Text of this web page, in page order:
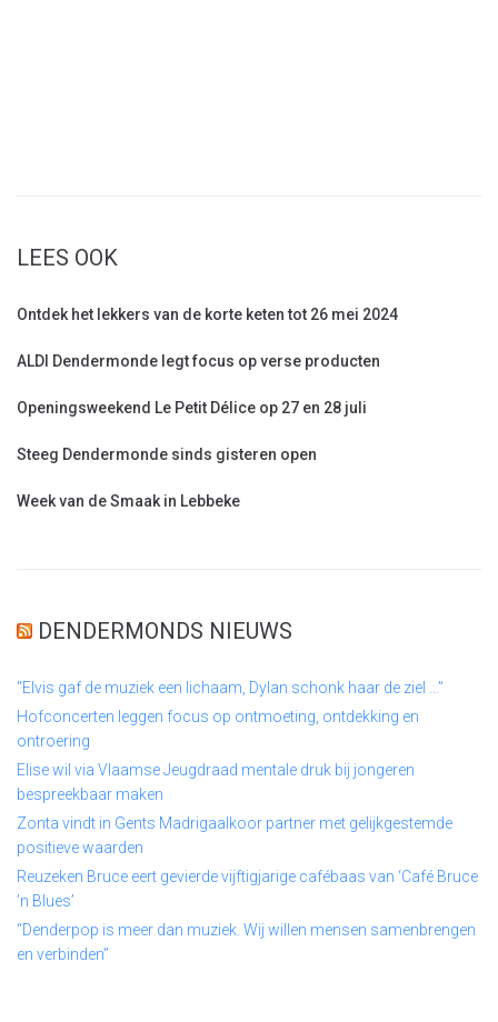
LEES OOK
Ontdek het lekkers van de korte keten tot 26 mei 2024
ALDI Dendermonde legt focus op verse producten
Openingsweekend Le Petit Délice op 27 en 28 juli
Steeg Dendermonde sinds gisteren open
Week van de Smaak in Lebbeke
DENDERMONDS NIEUWS
“Elvis gaf de muziek een lichaam, Dylan schonk haar de ziel …”
Hofconcerten leggen focus op ontmoeting, ontdekking en
ontroering
Elise wil via Vlaamse Jeugdraad mentale druk bij jongeren
bespreekbaar maken
Zonta vindt in Gents Madrigaalkoor partner met gelijkgestemde
positieve waarden
Reuzeken Bruce eert gevierde vijftigjarige cafébaas van ‘Café Bruce
’n Blues’
“Denderpop is meer dan muziek. Wij willen mensen samenbrengen
en verbinden”